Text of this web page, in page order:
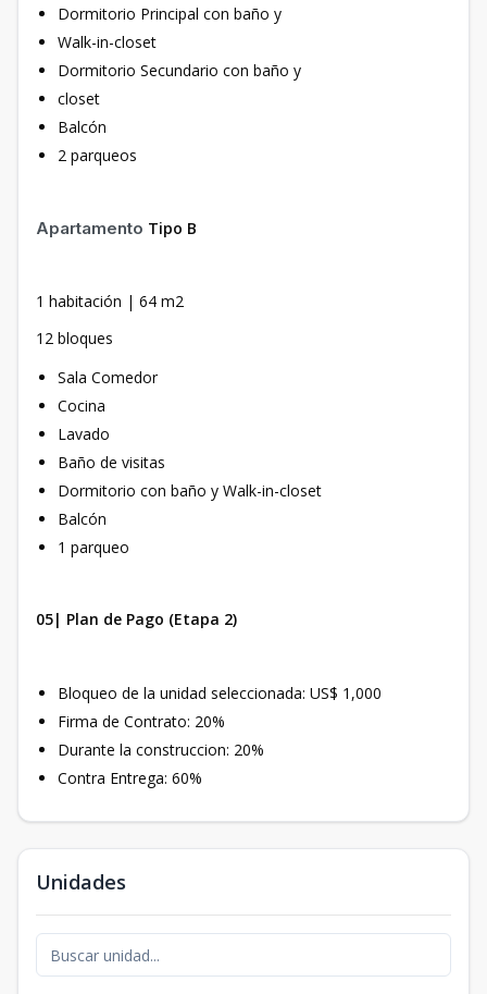
Dormitorio Principal con baño y
Walk-in-closet
Dormitorio Secundario con baño y
closet
Balcón
2 parqueos
Apartamento Tipo B
1 habitación | 64 m2
12 bloques
Sala Comedor
Cocina
Lavado
Baño de visitas
Dormitorio con baño y Walk-in-closet
Balcón
1 parqueo
05| Plan de Pago (Etapa 2)
Bloqueo de la unidad seleccionada: US$ 1,000
Firma de Contrato: 20%
Durante la construccion: 20%
Contra Entrega: 60%
Unidades